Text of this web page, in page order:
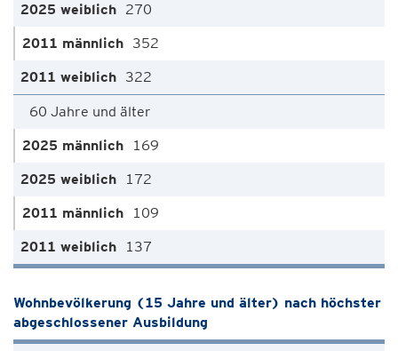
270
352
322
60 Jahre und älter
169
172
109
137
Wohnbevölkerung (15 Jahre und älter) nach höchster
abgeschlossener Ausbildung